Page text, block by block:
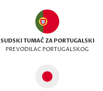
SUDSKI TUMAČ ZA PORTUGALSKI
PREVODILAC PORTUGALSKOG